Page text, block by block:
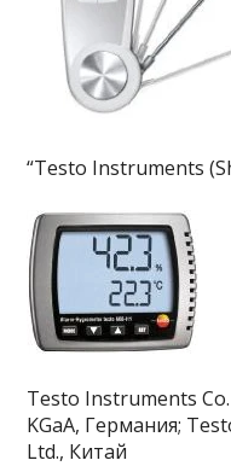
“Testo Instruments
Testo Instruments Co.
KGaA, Германия;
Ltd., Китай